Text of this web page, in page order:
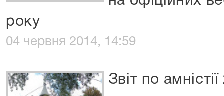
року
04 червня 2014, 14:59
Звіт по